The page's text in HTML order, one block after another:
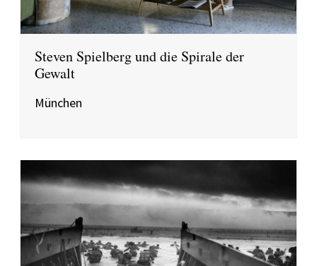
Steven Spielberg und die Spirale der
Gewalt
München